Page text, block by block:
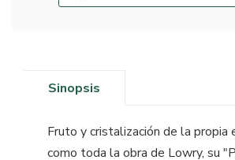
Sinopsis
Fruto y cristalización de la propia
como toda la obra de Lowry, su